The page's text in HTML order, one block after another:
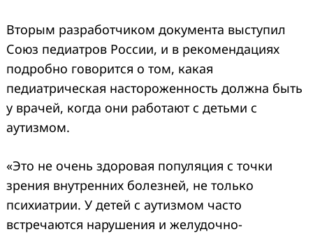
Вторым разработчиком документа выступил
Союз педиатров России, и в рекомендациях
подробно говорится о том, какая
педиатрическая настороженность должна быть
у врачей, когда они работают с детьми с
аутизмом.
«Это не очень здоровая популяция с точки
зрения внутренних болезней, не только
психиатрии. У детей с аутизмом часто
встречаются нарушения и желудочно-